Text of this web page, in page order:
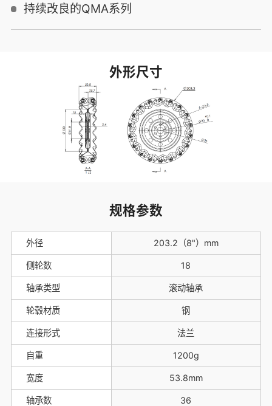
持续改良的QMA系列
外形尺寸
规格参数
外径 203.2（8"）mm
侧轮数 18
轴承类型 滚动轴承
轮毂材质 钢
连接形式 法兰
自重 1200g
宽度 53.8mm
轴承数 36